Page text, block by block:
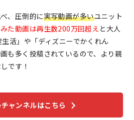
、圧倒的に実写動画が多いユニット
た動画は再生数200万回超えと大人
活」や「ディズニーでかくれん
も多く投稿されているので、より親
です！
ャンネルはこちら